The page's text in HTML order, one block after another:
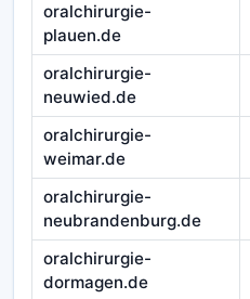
oralchirurgie-
plauen.de
oralchirurgie-
neuwied.de
oralchirurgie-
weimar.de
oralchirurgie-
neubrandenburg.de
oralchirurgie-
dormagen.de